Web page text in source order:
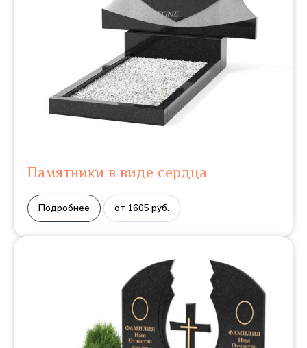
Памятники в виде сердца
Подробнее от 1605 руб.